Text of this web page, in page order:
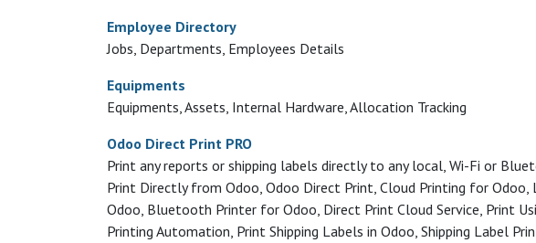
Employee Directory
Jobs, Departments, Employees Details
Equipments
Equipments, Assets, Internal Hardware, Allocation Tracking
Odoo Direct Print PRO
Print any reports or shipping labels directly to any local, Wi-Fi or
Print Directly from Odoo, Odoo Direct Print, Cloud Printing for
Odoo, Bluetooth Printer for Odoo, Direct Print Cloud Service, Print
Printing Automation, Print Shipping Labels in Odoo, Shipping Label